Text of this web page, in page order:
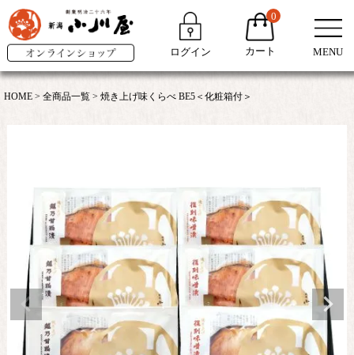
ログイン
0
カート MENU
HOME 全商品一覧 焼き上げ味くらべ BE5＜化粧箱付＞